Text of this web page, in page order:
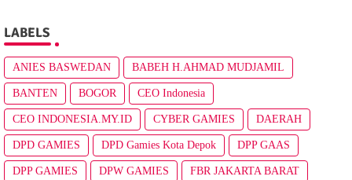
LABELS
ANIES BASWEDAN BABEH H.AHMAD MUDJAMIL
BANTEN BOGOR CEO Indonesia
CEO INDONESIA.MY.ID CYBER GAMIES DAERAH
DPD GAMIES DPD Gamies Kota Depok DPP GAAS
DPP GAMIES DPW GAMIES FBR JAKARTA BARAT